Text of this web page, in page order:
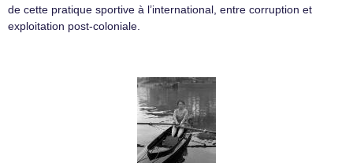
de cette pratique sportive à l’international, entre corruption et
exploitation post-coloniale.